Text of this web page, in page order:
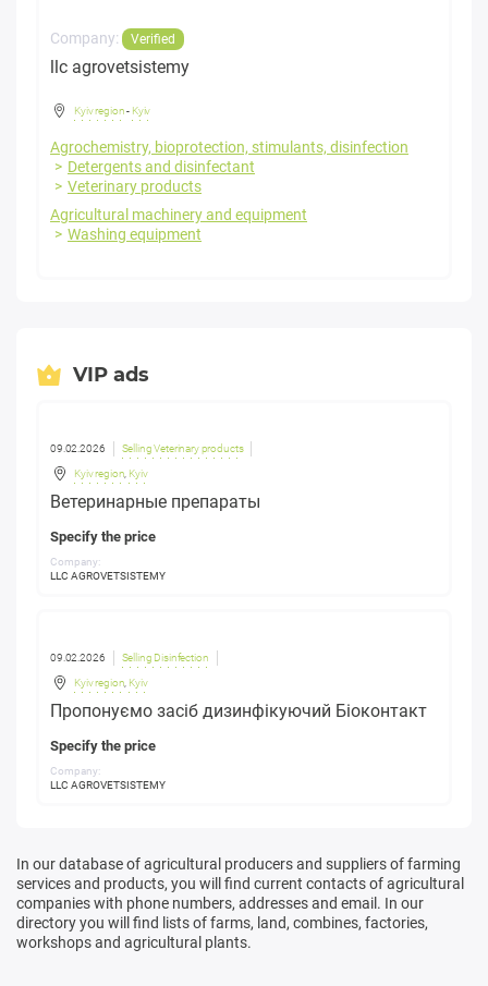
Company: Verified
llc agrovetsistemy
Kyiv region- Kyiv
Agrochemistry, bioprotection, stimulants, disinfection
Detergents and disinfectant
Veterinary products
Agricultural machinery and equipment
Washing equipment
VIP ads
09.02.2026 Selling Veterinary products
Kyiv region Kyiv
Ветеринарные препараты
Specify the price
Company:
LLC AGROVETSISTEMY
09.02.2026 Selling Disinfection
Kyiv region Kyiv
Пропонуємо засіб дизинфікуючий Біоконтакт
Specify the price
Company:
LLC AGROVETSISTEMY
In our database of agricultural producers and suppliers of farming
services and products, you will find current contacts of agricultural
companies with phone numbers, addresses and email. In our
directory you will find lists of farms, land, combines, factories,
workshops and agricultural plants.